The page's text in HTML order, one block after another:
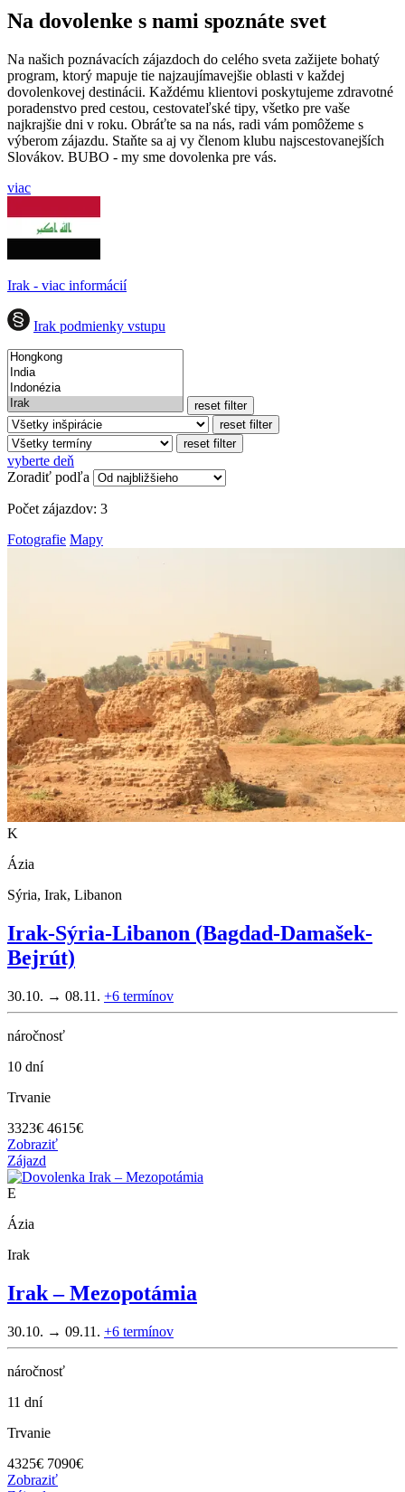
Na dovolenke s nami spoznáte svet
Na našich poznávacích zájazdoch do celého sveta zažijete bohatý
program, ktorý mapuje tie najzaujímavejšie oblasti v každej
dovolenkovej destinácii. Každému klientovi poskytujeme zdravotné
poradenstvo pred cestou, cestovateľské tipy, všetko pre vaše
najkrajšie dni v roku. Obráťte sa na nás, radi vám pomôžeme s
výberom zájazdu. Staňte sa aj vy členom klubu najscestovanejších
Slovákov. BUBO - my sme dovolenka pre vás.
viac
Irak - viac informácií
Irak podmienky vstupu
reset filter
reset filter
reset filter
vyberte deň
Zoradiť podľa
Počet zájazdov: 3
Fotografie Mapy
K
Ázia
Sýria, Irak, Libanon
Irak-Sýria-Libanon (Bagdad-Damašek-
Bejrút)
30.10. → 08.11. +6 termínov
náročnosť
10 dní
Trvanie
3323€ 4615€
Zobraziť
Zájazd
E
Ázia
Irak
Irak – Mezopotámia
30.10. → 09.11. +6 termínov
náročnosť
11 dní
Trvanie
4325€ 7090€
Zobraziť